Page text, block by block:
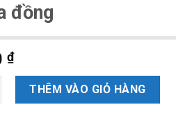
đồng
₫
THÊM VÀO GIỎ HÀNG